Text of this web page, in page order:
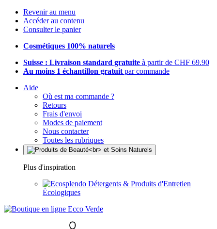
Revenir au menu
Accéder au contenu
Consulter le panier
Cosmétiques 100% naturels
Suisse : Livraison standard gratuite à partir de CHF 69.90
Au moins 1 échantillon gratuit par commande
Aide
Où est ma commande ?
Retours
Frais d'envoi
Modes de paiement
Nous contacter
Toutes les rubriques
Plus d'inspiration
Détergents & Produits d'Entretien
Écologiques